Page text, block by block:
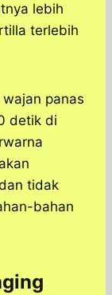
lebih
terlebih
panas
detik di
tidak
bahan